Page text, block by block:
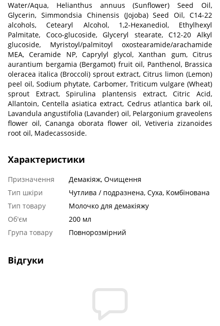
Water/Aqua, Helianthus annuus (Sunflower) Seed Oil,
Glycerin, Simmondsia Chinensis (Jojoba) Seed Oil, C14-22
alcohols, Cetearyl Alcohol, 1,2-Hexanediol, Ethylhexyl
Palmitate, Coco-glucoside, Glyceryl stearate, C12-20 Alkyl
glucoside, Myristoyl/palmitoyl oxostearamide/arachamide
MEA, Ceramide NP, Caprylyl glycol, Xanthan gum, Citrus
aurantium bergamia (Bergamot) fruit oil, Panthenol, Brassica
oleracea italica (Broccoli) sprout extract, Citrus limon (Lemon)
peel oil, Sodium phytate, Carbomer, Triticum vulgare (Wheat)
sprout Extract, Spirulina plantensis extract, Citric Acid,
Allantoin, Centella asiatica extract, Cedrus atlantica bark oil,
Lavandula angustifolia (Lavander) oil, Pelargonium graveolens
flower oil, Cananga oborata flower oil, Vetiveria zizanoides
root oil, Madecassoside.
Характеристики
Призначення
Демакіяж, Очищення
Тип шкіри
Чутлива / подразнена, Суха, Комбінована
Тип товару
Молочко для демакіяжу
Об'єм
200 мл
Група товару
Повнорозмірний
Відгуки